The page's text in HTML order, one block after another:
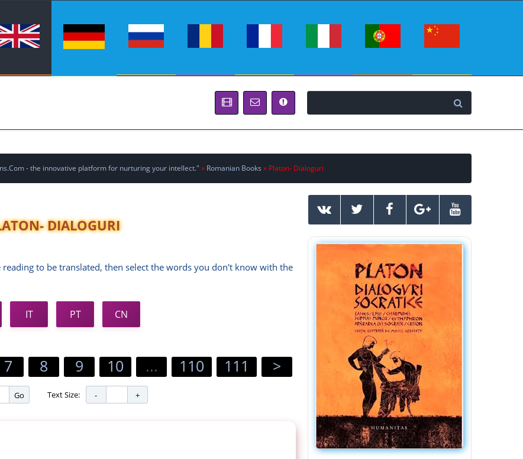
- the innovative platform for nurturing your intellect." » Romanian Books » Platon- Dialoguri
DIALOGURI
to be translated, then select the words you don't know with the
IT PT CN
7 8 9 10 ... 110 111 >
Go Text Size: